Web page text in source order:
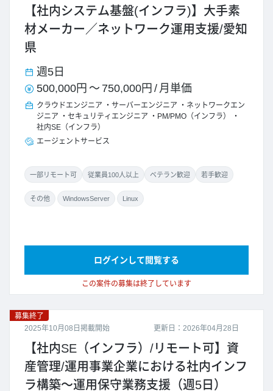
【社内システム基盤(インフラ)】大手素
材メーカー／ネットワーク運用支援/愛知
県
週5日
500,000円 ～ 750,000円 / 月単価
クラウドエンジニア サーバーエンジニア
ネットワークエン
ジニア
セキュリティエンジニア
PM/PMO（インフラ）
社内SE（インフラ）
エージェントサービス
一部リモート可 従業員100人以上 ベテラン歓迎 若手歓迎
その他 WindowsServer Linux
この案件の募集は終了しています
ログインして閲覧する
更新日：2026年04月28日
募集終了
2025年10月08日掲載開始
【社内SE（インフラ）/リモート可】資
産管理/運用事業企業における社内インフ
ラ構築～運用保守業務支援（週5日）